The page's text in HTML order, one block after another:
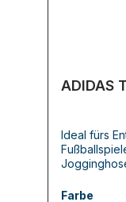
ADIDAS
Ideal fürs
Farbe